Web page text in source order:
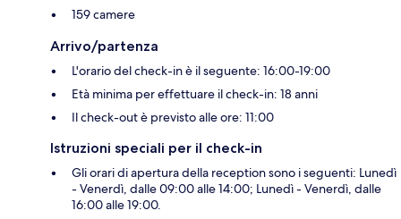
159 camere
Arrivo/partenza
L'orario del check-in è il seguente: 16:00-19:00
Età minima per effettuare il check-in: 18 anni
Il check-out è previsto alle ore: 11:00
Istruzioni speciali per il check-in
Gli orari di apertura della reception sono i seguenti: Lunedì
- Venerdì, dalle 09:00 alle 14:00; Lunedì - Venerdì, dalle
16:00 alle 19:00.